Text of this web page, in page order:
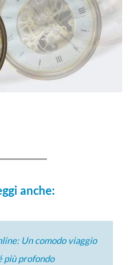
anche:
Un comodo viaggio
più profondo